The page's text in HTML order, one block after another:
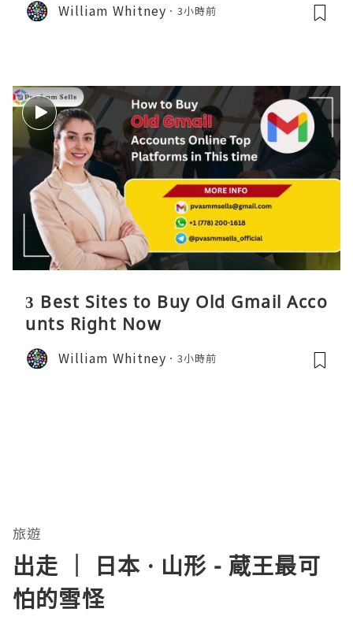
William Whitney 3小時前
3 Best Sites to Buy Old Gmail Acco
unts Right Now
William Whitney 3小時前
旅遊
出走 ｜ 日本 · 山形 - 蔵王最可
怕的雪怪